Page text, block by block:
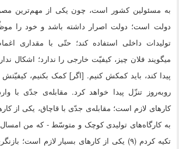
به مسئولین کشور است، چون یکى از مهم‌ترین
دولت است؛ دولت اصرار داشته باشد و خود را
تولیدات داخلى استفاده کند؛ حتّى با مقدارى
میگویند فلان چیز، کیفیّت خارجى را ندارد؛ اشکال
پیدا کند، باید کمکش کنیم. [اگر] کمک بکنیم، کیفیّتش
روبه‌روز تنزّل پیدا خواهد کرد. مقابله‌ى جدّى با
کارهاى لازم است؛ مقابله‌ى جدّى با قاچاق، یکى از
به کارگاه‌هاى تولیدى کوچک و متوسّط - که من
تکیه کردم (۹) یکى از کارهاى بسیار لازم است؛